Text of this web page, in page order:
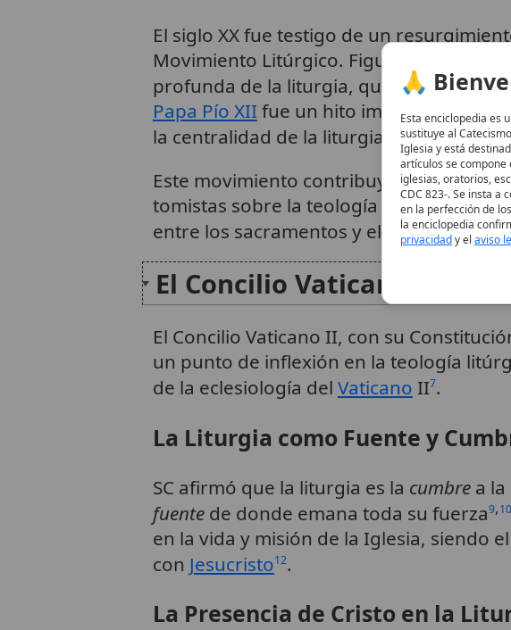
El siglo XX fue testigo de un
Movimiento Litúrgico. Figuras clave de
profunda de la liturgia, que culminaría
Papa Pío XIIfue un hito importante en
la centralidad de la liturgia en la vida de
Este movimiento contribuyó a un amplio
tomistas sobre la teología sacramental,
entre los sacramentos y el Misterio
El Concilio Vaticano II y
El Concilio Vaticano II, con su
un punto de inflexión en la teología
de la eclesiología del Vaticano II7.
La Liturgia como Fuente y
SC afirmó que la liturgia es la cumbrea la
fuentede donde emana toda su fuerza9,10
en la vida y misión de la Iglesia, siendo
con Jesucristo12.
La Presencia de Cristo en la
🙏
Esta enciclopedia es
sustituye al
Iglesia y está
artículos se compone
iglesias, oratorios,
CDC 823-. Se insta a
en la perfección de
la enciclopedia
privacidady el aviso